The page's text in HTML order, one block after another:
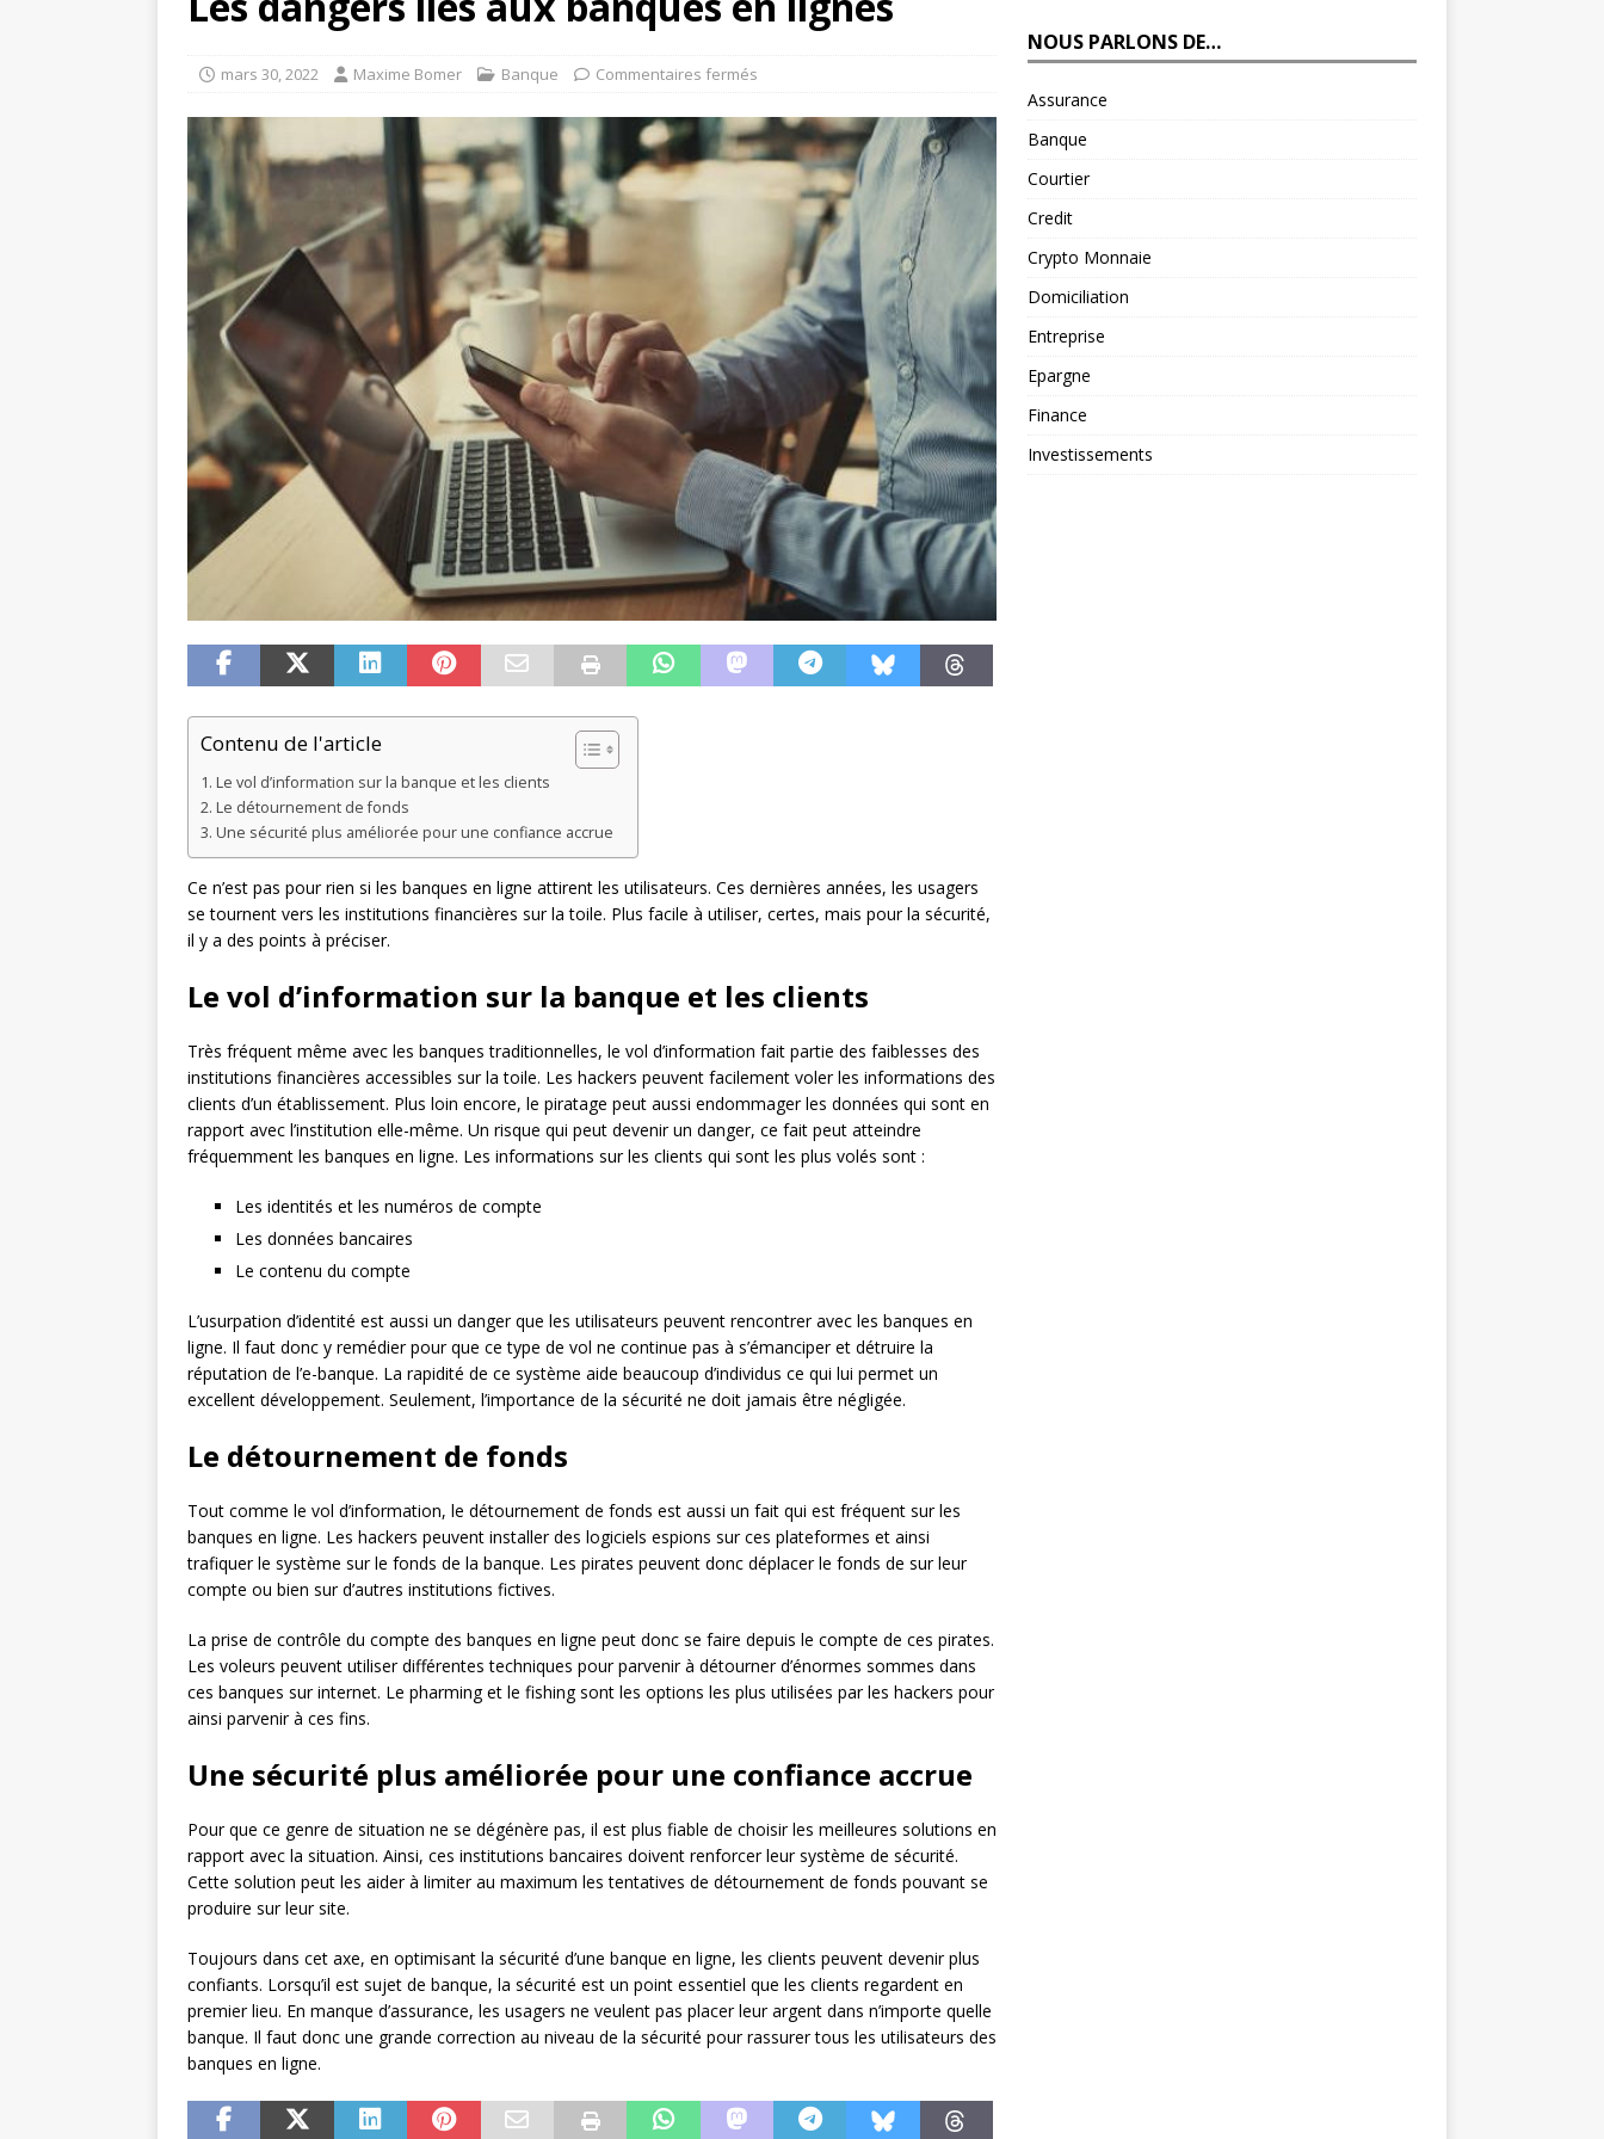
mars 30, 2022 Maxime Bomer Banque Commentaires fermés
Contenu de l'article
Le vol d’information sur la banque et les clients
Le détournement de fonds
Une sécurité plus améliorée pour une confiance accrue
Ce n’est pas pour rien si les banques en ligne attirent les utilisateurs. Ces dernières années, les usagers
se tournent vers les institutions financières sur la toile. Plus facile à utiliser, certes, mais pour la sécurité,
il y a des points à préciser.
Le vol d’information sur la banque et les clients
Très fréquent même avec les banques traditionnelles, le vol d’information fait partie des faiblesses des
institutions financières accessibles sur la toile. Les hackers peuvent facilement voler les informations des
clients d’un établissement. Plus loin encore, le piratage peut aussi endommager les données qui sont en
rapport avec l’institution elle-même. Un risque qui peut devenir un danger, ce fait peut atteindre
fréquemment les banques en ligne. Les informations sur les clients qui sont les plus volés sont :
Les identités et les numéros de compte
Les données bancaires
Le contenu du compte
L’usurpation d’identité est aussi un danger que les utilisateurs peuvent rencontrer avec les banques en
ligne. Il faut donc y remédier pour que ce type de vol ne continue pas à s’émanciper et détruire la
réputation de l’e-banque. La rapidité de ce système aide beaucoup d’individus ce qui lui permet un
excellent développement. Seulement, l’importance de la sécurité ne doit jamais être négligée.
Le détournement de fonds
Tout comme le vol d’information, le détournement de fonds est aussi un fait qui est fréquent sur les
banques en ligne. Les hackers peuvent installer des logiciels espions sur ces plateformes et ainsi
trafiquer le système sur le fonds de la banque. Les pirates peuvent donc déplacer le fonds de sur leur
compte ou bien sur d’autres institutions fictives.
La prise de contrôle du compte des banques en ligne peut donc se faire depuis le compte de ces pirates.
Les voleurs peuvent utiliser différentes techniques pour parvenir à détourner d’énormes sommes dans
ces banques sur internet. Le pharming et le fishing sont les options les plus utilisées par les hackers pour
ainsi parvenir à ces fins.
Une sécurité plus améliorée pour une confiance accrue
Pour que ce genre de situation ne se dégénère pas, il est plus fiable de choisir les meilleures solutions en
rapport avec la situation. Ainsi, ces institutions bancaires doivent renforcer leur système de sécurité.
Cette solution peut les aider à limiter au maximum les tentatives de détournement de fonds pouvant se
produire sur leur site.
Toujours dans cet axe, en optimisant la sécurité d’une banque en ligne, les clients peuvent devenir plus
confiants. Lorsqu’il est sujet de banque, la sécurité est un point essentiel que les clients regardent en
premier lieu. En manque d’assurance, les usagers ne veulent pas placer leur argent dans n’importe quelle
banque. Il faut donc une grande correction au niveau de la sécurité pour rassurer tous les utilisateurs des
banques en ligne.
NOUS PARLONS DE…
Assurance
Banque
Courtier
Credit
Crypto Monnaie
Domiciliation
Entreprise
Epargne
Finance
Investissements